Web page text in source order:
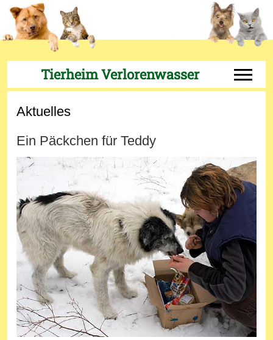
Tierheim Verlorenwasser Off-
Aktuelles
Ein Päckchen für Teddy